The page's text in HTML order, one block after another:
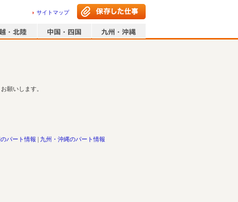
サイトマップ
願いします。
パート情報 九州・沖縄のパート情報